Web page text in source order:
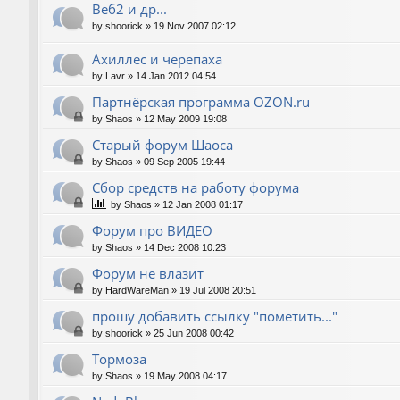
Веб2 и др...
by shoorick » 19 Nov 2007 02:12
Ахиллес и черепаха
by Lavr » 14 Jan 2012 04:54
Партнёрская программа OZON.ru
by Shaos » 12 May 2009 19:08
Старый форум Шаоса
by Shaos » 09 Sep 2005 19:44
Сбор средств на работу форума
by Shaos » 12 Jan 2008 01:17
Форум про ВИДЕО
by Shaos » 14 Dec 2008 10:23
Форум не влазит
by HardWareMan » 19 Jul 2008 20:51
прошу добавить ссылку "пометить..."
by shoorick » 25 Jun 2008 00:42
Тормоза
by Shaos » 19 May 2008 04:17